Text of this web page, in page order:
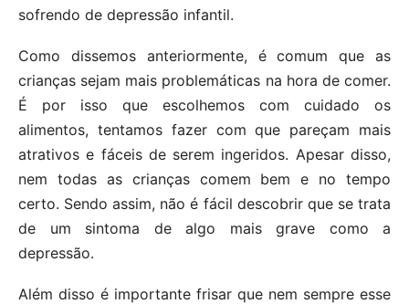
sofrendo de depressão infantil.
Como dissemos anteriormente, é comum que as
crianças sejam mais problemáticas na hora de comer.
É por isso que escolhemos com cuidado os
alimentos, tentamos fazer com que pareçam mais
atrativos e fáceis de serem ingeridos. Apesar disso,
nem todas as crianças comem bem e no tempo
certo. Sendo assim, não é fácil descobrir que se trata
de um sintoma de algo mais grave como a
depressão.
Além disso é importante frisar que nem sempre esse